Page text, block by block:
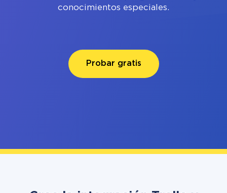
conocimientos especiales.
Probar gratis